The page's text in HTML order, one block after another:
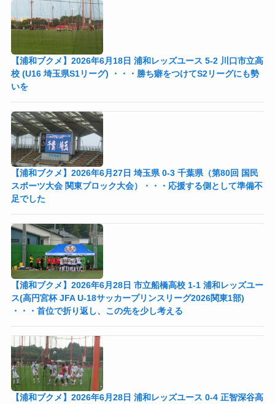
【浦和ブクメ】2026年6月18日 浦和レッズユース 5-2 川口市立高
校 (U16 埼玉県S1リーグ) ・・・勝ち癖をつけてS2リーグにも勢
いを
【浦和ブクメ】2026年6月27日 埼玉県 0-3 千葉県（第80回 国民
スポーツ大会 関東ブロック大会）・・・応援する側として準備不
足でした
【浦和ブクメ】2026年6月28日 市立船橋高校 1-1 浦和レッズユー
ス(高円宮杯 JFA U-18サッカープリンスリーグ2026関東1部)
・・・首位で折り返し、この先を少し考える
【浦和ブクメ】2026年6月28日 浦和レッズユース 0-4 正智深谷高